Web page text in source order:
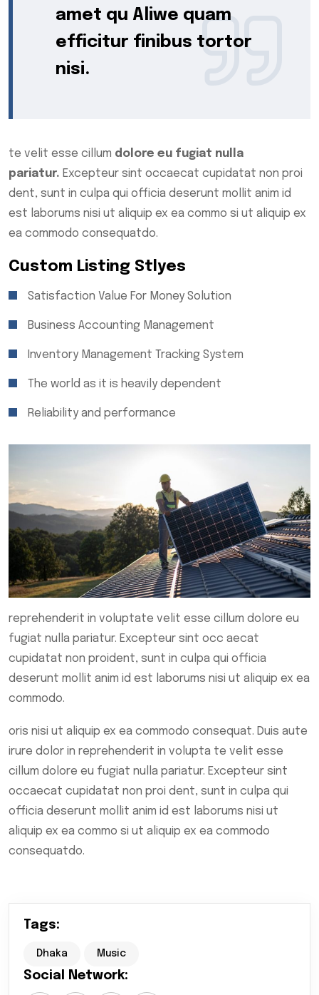
amet qu Aliwe quam
efficitur finibus tortor
nisi.
te velit esse cillum dolore eu fugiat nulla
pariatur. Excepteur sint occaecat cupidatat non proi
dent, sunt in culpa qui officia deserunt mollit anim id
est laborums nisi ut aliquip ex ea commo si ut aliquip ex
ea commodo consequatdo.
Custom Listing Stlyes
Satisfaction Value For Money Solution
Business Accounting Management
Inventory Management Tracking System
The world as it is heavily dependent
Reliability and performance
reprehenderit in voluptate velit esse cillum dolore eu
fugiat nulla pariatur. Excepteur sint occ aecat
cupidatat non proident, sunt in culpa qui officia
deserunt mollit anim id est laborums nisi ut aliquip ex ea
commodo.
oris nisi ut aliquip ex ea commodo consequat. Duis aute
irure dolor in reprehenderit in volupta te velit esse
cillum dolore eu fugiat nulla pariatur. Excepteur sint
occaecat cupidatat non proi dent, sunt in culpa qui
officia deserunt mollit anim id est laborums nisi ut
aliquip ex ea commo si ut aliquip ex ea commodo
consequatdo.
Tags:
Dhaka Music
Social Network: